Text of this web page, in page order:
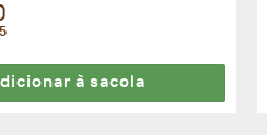
à sacola